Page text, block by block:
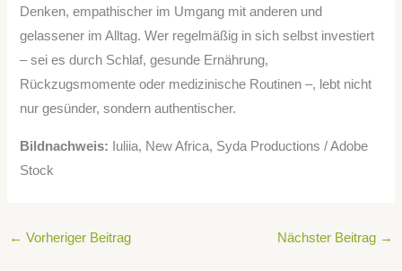
Denken, empathischer im Umgang mit anderen und
gelassener im Alltag. Wer regelmäßig in sich selbst investiert
– sei es durch Schlaf, gesunde Ernährung,
Rückzugsmomente oder medizinische Routinen –, lebt nicht
nur gesünder, sondern authentischer.
Bildnachweis:
Iuliia, New Africa, Syda Productions / Adobe
Stock
← Vorheriger Beitrag Nächster Beitrag →